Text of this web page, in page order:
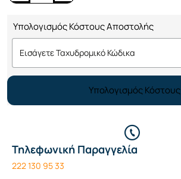
Υπολογισμός Κόστους Αποστολής
Υπολογισμός Κόστους
Τηλεφωνική Παραγγελία
222 130 95 33